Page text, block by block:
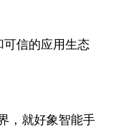
信的应用生态
，就好象智能手